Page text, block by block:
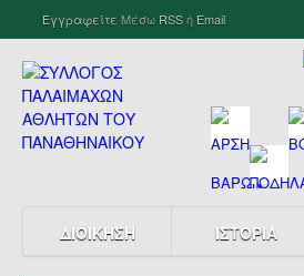
Εγγραφείτε Μέσω RSSή Email
ΔΙΟΙΚΗΣΗ ΙΣΤΟΡΙΑ